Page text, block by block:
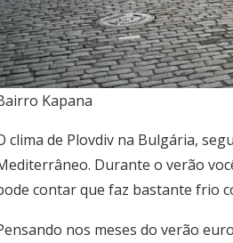
Kapana
clima de Plovdiv na Bulgária,
Durante o verão
contar que faz bastante frio
nos meses do verão